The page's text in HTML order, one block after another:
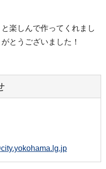
楽しんで作ってくれまし
とうございました！